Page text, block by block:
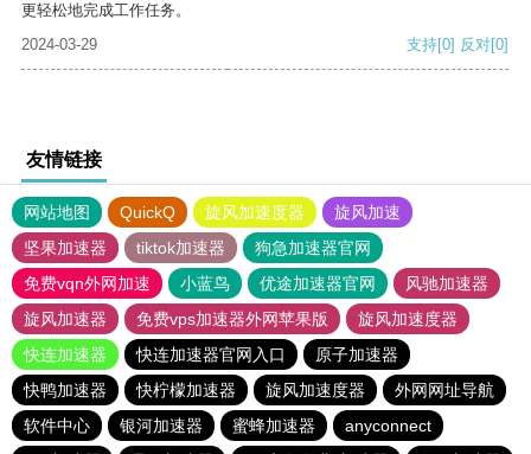
更轻松地完成工作任务。
2024-03-29
支持[0] 反对[0]
友情链接
网站地图 QuickQ 旋风加速度器
旋风加速
坚果加速器
tiktok加速器
狗急加速器官网
免费vqn外网加速
小蓝鸟 优途加速器官网
风驰加速器
旋风加速器
免费vps加速器外网苹果版
旋风加速度器
快连加速器
快连加速器官网入口
原子加速器
快鸭加速器
快柠檬加速器 旋风加速度器
外网网址导航
软件中心
银河加速器 蜜蜂加速器
anyconnect